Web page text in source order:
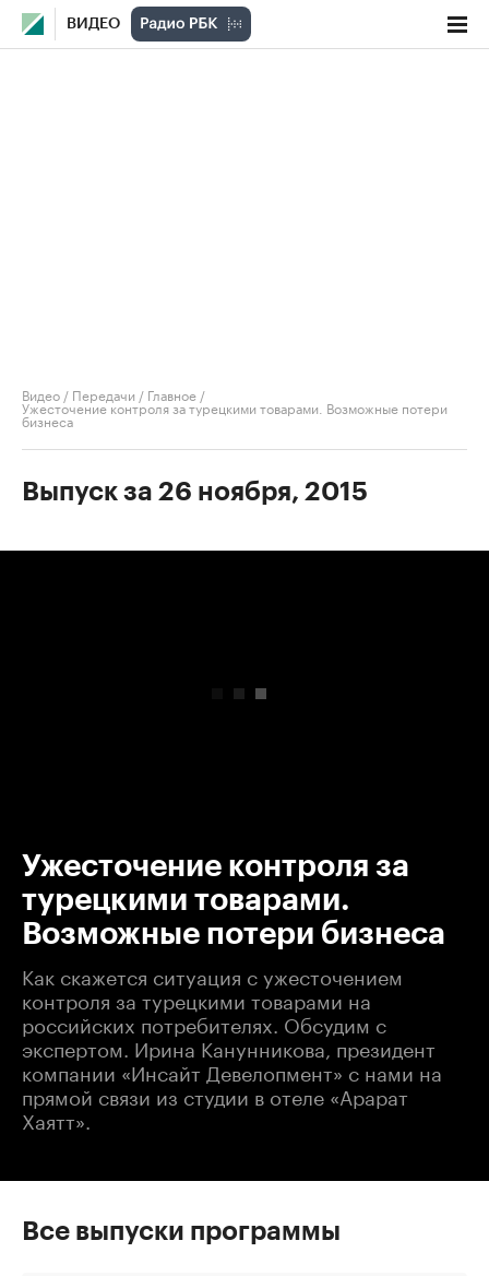
ВИДЕО
Видео / Передачи / Главное /
Ужесточение контроля за турецкими товарами. Возможные потери
бизнеса
Выпуск за 26 ноября, 2015
Ужесточение контроля за
турецкими товарами.
Возможные потери бизнеса
Как скажется ситуация с ужесточением
контроля за турецкими товарами на
российских потребителях. Обсудим с
экспертом. Ирина Канунникова, президент
компании «Инсайт Девелопмент» с нами на
прямой связи из студии в отеле «Арарат
Хаятт».
Все выпуски программы